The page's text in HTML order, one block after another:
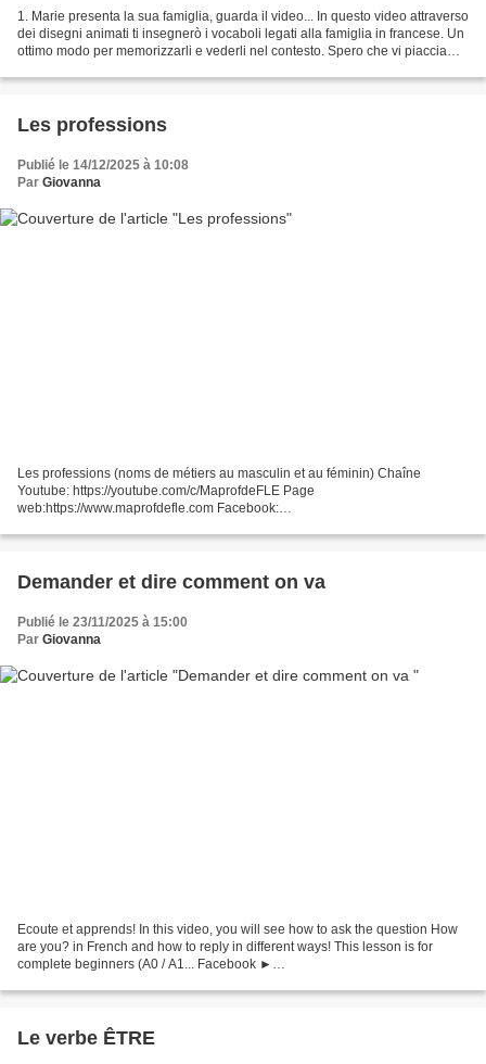
1. Marie presenta la sua famiglia, guarda il video... In questo video attraverso
dei disegni animati ti insegnerò i vocaboli legati alla famiglia in francese. Un
ottimo modo per memorizzarli e vederli nel contesto. Spero che vi piaccia
Les professions
Publié le 14/12/2025 à 10:08
Par Giovanna
Les professions (noms de métiers au masculin et au féminin) Chaîne
Youtube: https://youtube.com/c/MaprofdeFLE​ Page
web:https://www.maprofdefle.com Facebook:
https://toutenfrancais.tv/professions-en-francais...
Demander et dire comment on va
Publié le 23/11/2025 à 15:00
Par Giovanna
Ecoute et apprends! In this video, you will see how to ask the question How
are you? in French and how to reply in different ways! This lesson is for
complete beginners (A0 / A1... Facebook ►
►https://www.instagram.com/errahiktv/?......
Le verbe ÊTRE